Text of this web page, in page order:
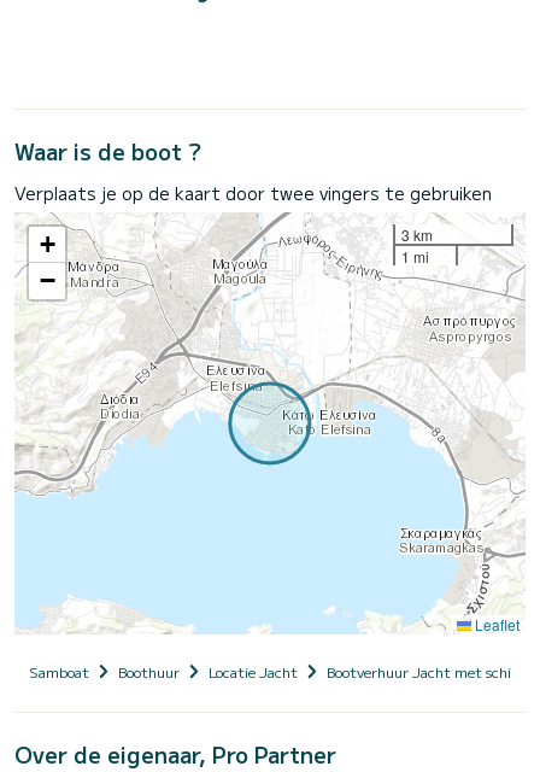
Waar is de boot ?
Verplaats je op de kaart door twee vingers te gebruiken
+
−
3 km
1 mi
Leaflet
Samboat Boothuur Locatie Jacht Bootverhuur Jacht met schipper
Over de eigenaar, Pro Partner